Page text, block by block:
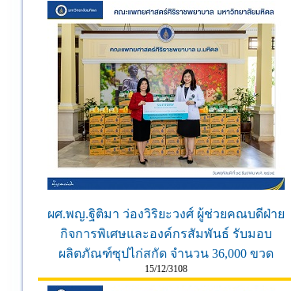
ผศ.พญ.ฐิติมา ว่องวิริยะวงศ์ ผู้ช่วยคณบดีฝ่าย
กิจการพิเศษและองค์กรสัมพันธ์ รับมอบ
ผลิตภัณฑ์ซุปไก่สกัด จำนวน 36,000 ขวด
15/12/3108